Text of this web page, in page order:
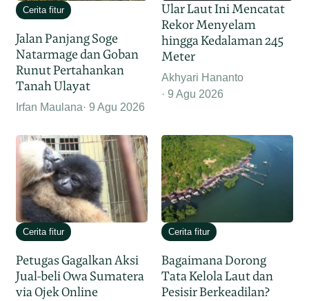
Cerita fitur
Jalan Panjang Soge
Natarmage dan Goban
Runut Pertahankan
Tanah Ulayat
Irfan Maulana 9 Agu 2026
Ular Laut Ini Mencatat
Rekor Menyelam
hingga Kedalaman 245
Meter
Akhyari Hananto
9 Agu 2026
Cerita fitur
Petugas Gagalkan Aksi
Jual-beli Owa Sumatera
via Ojek Online
Cerita fitur
Bagaimana Dorong
Tata Kelola Laut dan
Pesisir Berkeadilan?